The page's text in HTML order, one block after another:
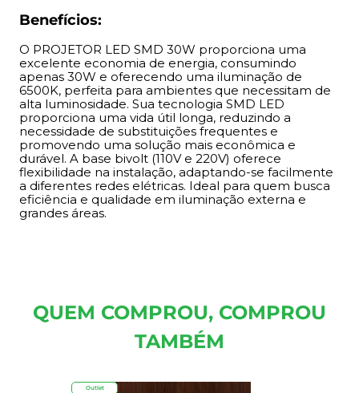
Benefícios:
O PROJETOR LED SMD 30W proporciona uma
excelente economia de energia, consumindo
apenas 30W e oferecendo uma iluminação de
6500K, perfeita para ambientes que necessitam de
alta luminosidade. Sua tecnologia SMD LED
proporciona uma vida útil longa, reduzindo a
necessidade de substituições frequentes e
promovendo uma solução mais econômica e
durável. A base bivolt (110V e 220V) oferece
flexibilidade na instalação, adaptando-se facilmente
a diferentes redes elétricas. Ideal para quem busca
eficiência e qualidade em iluminação externa e
grandes áreas.
QUEM COMPROU, COMPROU
TAMBÉM
Outlet